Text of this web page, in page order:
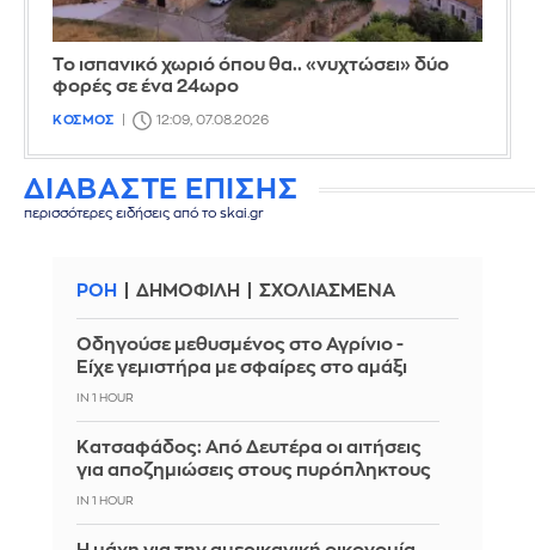
Το ισπανικό χωριό όπου θα.. «νυχτώσει» δύο
φορές σε ένα 24ωρο
ΚΟΣΜΟΣ 12:09, 07.08.2026
ΔΙΑΒΑΣΤΕ ΕΠΙΣΗΣ
περισσότερες ειδήσεις από το skai.gr
ΡΟΗ ΔΗΜΟΦΙΛΗ ΣΧΟΛΙΑΣΜΕΝΑ
Οδηγούσε μεθυσμένος στο Αγρίνιο -
Είχε γεμιστήρα με σφαίρες στο αμάξι
IN 1 HOUR
Κατσαφάδος: Από Δευτέρα οι αιτήσεις
για αποζημιώσεις στους πυρόπληκτους
IN 1 HOUR